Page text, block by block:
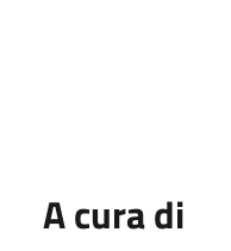
A cura di